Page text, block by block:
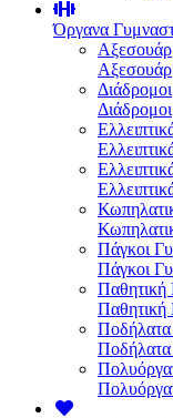
Όργανα
Αξεσουάρ
Αξεσουάρ
Διάδρομοι
Διάδρομοι
Πάγκοι
Πάγκοι
Παθητική
Παθητική
Ποδήλατα
Ποδήλατα